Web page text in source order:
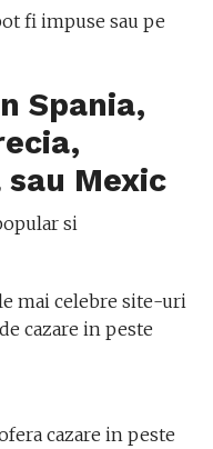
fi impuse sau pe
Spania,
Mexic
si
mai celebre site-uri
cazare in peste
cazare in peste